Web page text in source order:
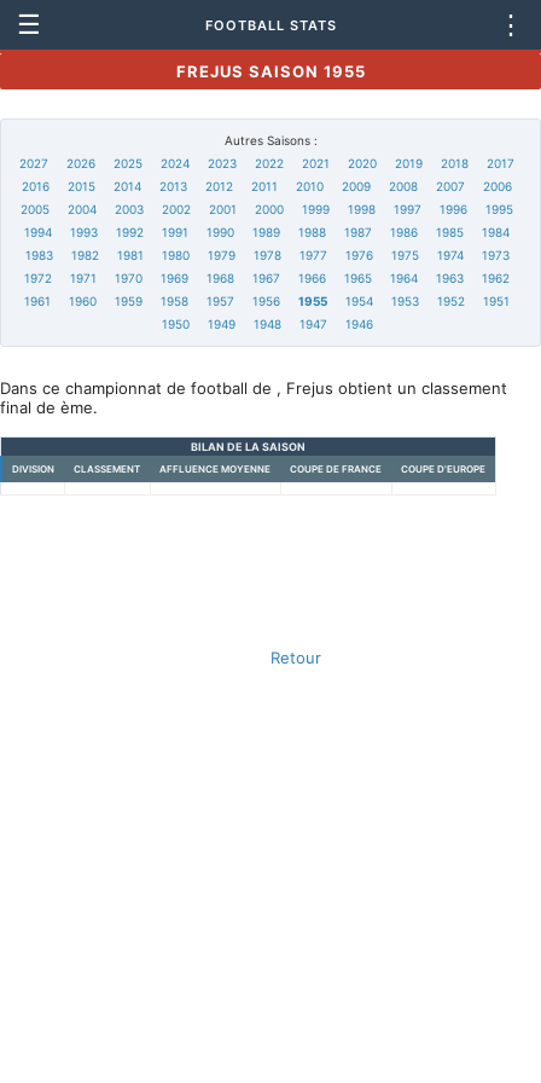
☰ FOOTBALL STATS ⋮
FREJUS SAISON 1955
Autres Saisons :
2027
2026 2025 2024 2023 2022 2021 2020 2019 2018
2017
2016
2015 2014 2013 2012 2011 2010 2009 2008 2007
2006
2005
2004 2003 2002 2001 2000 1999 1998 1997 1996
1995
1994
1993 1992 1991 1990 1989 1988 1987 1986 1985
1984
1983
1982 1981 1980 1979 1978 1977 1976 1975 1974
1973
1972
1971 1970 1969 1968 1967 1966 1965 1964 1963
1962
1961
1960 1959 1958 1957 1956 1955 1954 1953 1952
1951
1950
1949 1948 1947 1946
Dans ce championnat de football de , Frejus obtient un classement
final de ème.
BILAN DE LA SAISON
DIVISION CLASSEMENT AFFLUENCE MOYENNE COUPE DE FRANCE COUPE D'EUROPE
Retour